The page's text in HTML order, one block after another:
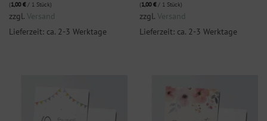
(1,00€/ 1 Stück)
zzgl. Versand
Lieferzeit: ca. 2-3 Werktage
(1,00€/ 1 Stück)
zzgl. Versand
Lieferzeit: ca. 2-3 Werktage